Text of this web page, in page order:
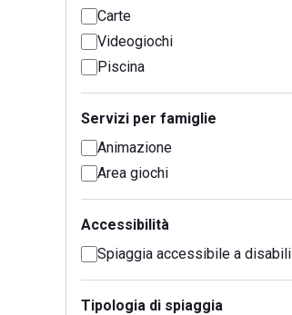
Carte
Videogiochi
Piscina
Servizi per famiglie
Animazione
Area giochi
Accessibilità
Spiaggia accessibile a disabili
Tipologia di spiaggia